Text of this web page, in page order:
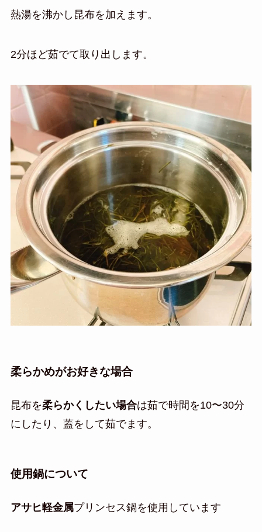
熱湯を沸かし昆布を加えます。
2分ほど茹でて取り出します。
柔らかめがお好きな場合
昆布を柔らかくしたい場合は茹で時間を10〜30分
にしたり、蓋をして茹でます。
使用鍋について
アサヒ軽金属プリンセス鍋を使用しています